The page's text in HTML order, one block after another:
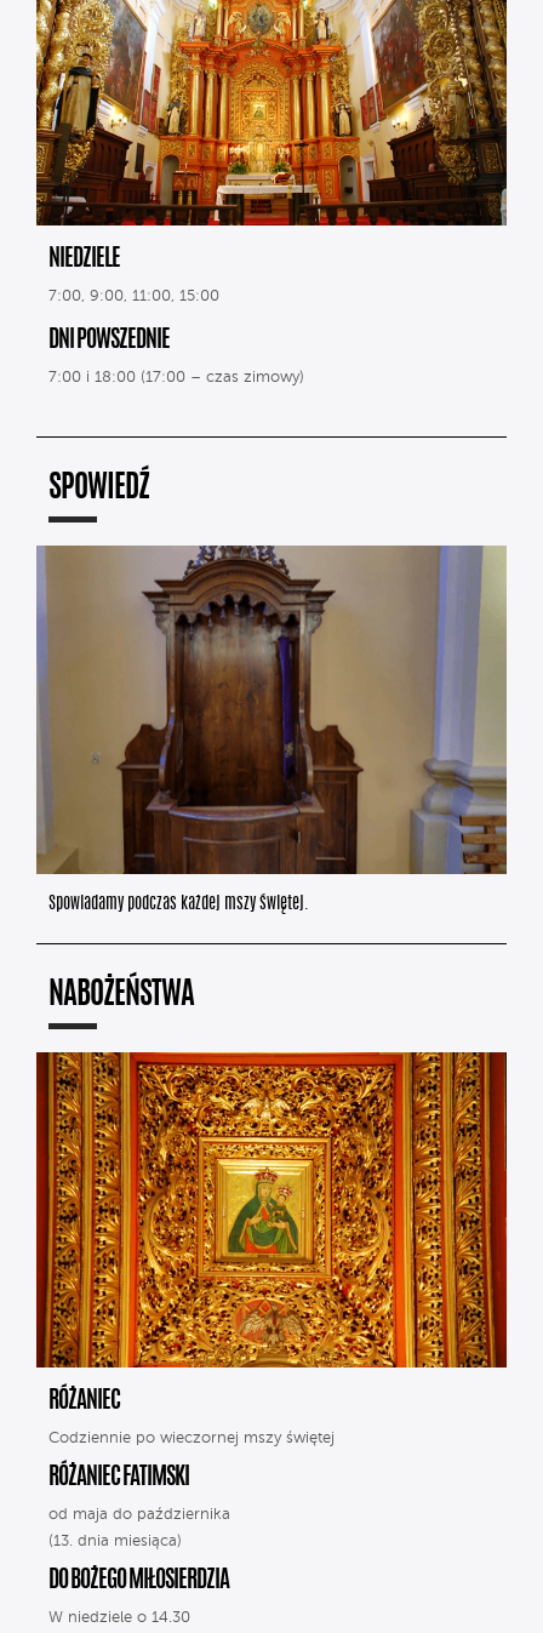
NIEDZIELE
7:00, 9:00, 11:00, 15:00
DNI POWSZEDNIE
7:00 i 18:00 (17:00 – czas zimowy)
SPOWIEDŹ
Spowiadamy podczas każdej mszy świętej.
NABOŻEŃSTWA
RÓŻANIEC
Codziennie po wieczornej mszy świętej
RÓŻANIEC FATIMSKI
od maja do października
(13. dnia miesiąca)
DO BOŻEGO MIŁOSIERDZIA
W niedziele o 14.30